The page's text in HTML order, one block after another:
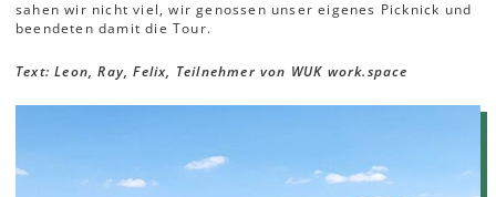
sahen wir nicht viel, wir genossen unser eigenes Picknick und
beendeten damit die Tour.
Text: Leon, Ray, Felix, Teilnehmer von WUK work.space